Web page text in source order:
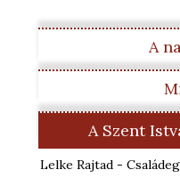
A
A Szent
Lelke Rajtad -